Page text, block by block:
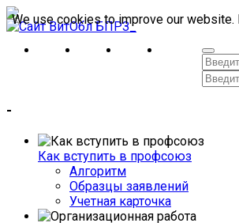
-
Как вступить в профсоюз
Алгоритм
Образцы заявлений
Учетная карточка
We use cookies to improve our